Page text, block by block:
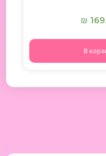
₪
В